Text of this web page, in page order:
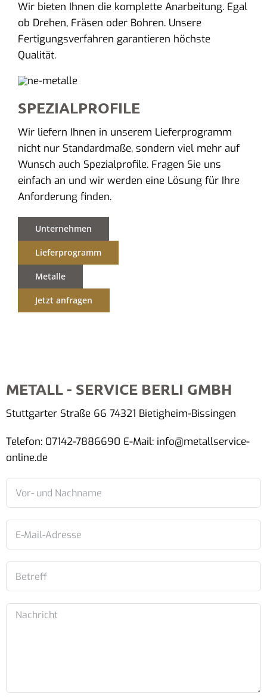
Wir bieten Ihnen die komplette Anarbeitung. Egal
ob Drehen, Fräsen oder Bohren. Unsere
Fertigungsverfahren garantieren höchste
Qualität.
SPEZIALPROFILE
Wir liefern Ihnen in unserem Lieferprogramm
nicht nur Standardmaße, sondern viel mehr auf
Wunsch auch Spezialprofile. Fragen Sie uns
einfach an und wir werden eine Lösung für Ihre
Anforderung finden.
Unternehmen
Lieferprogramm
Metalle
Jetzt anfragen
METALL - SERVICE BERLI GMBH
Stuttgarter Straße 66 74321 Bietigheim-Bissingen
Telefon: 07142-7886690 E-Mail: info@metallservice-
online.de